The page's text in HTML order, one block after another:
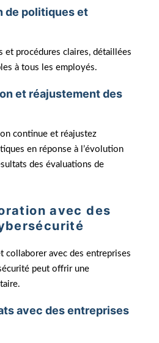
de politiques et
et procédures claires, détaillées
à tous les employés.
et réajustement des
continue et réajustez
en réponse à l’évolution
des évaluations de
avec des
collaborer avec des entreprises
peut offrir une
avec des entreprises